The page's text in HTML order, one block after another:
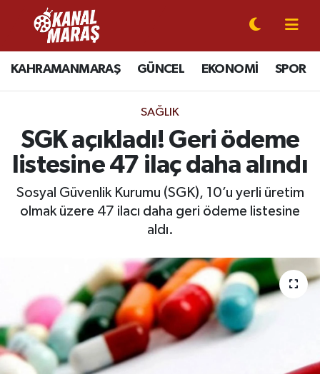
KAHRAMANMARAŞ GÜNCEL EKONOMİ SPOR
SAĞLIK
SGK açıkladı! Geri ödeme
listesine 47 ilaç daha alındı
Sosyal Güvenlik Kurumu (SGK), 10’u yerli üretim
olmak üzere 47 ilacı daha geri ödeme listesine
aldı.
CANLI YAYIN
KAHRAMANMARAŞ
SPOR
SİYASET
GÜNDEM
MAGAZİN
SAĞLIK
Kahramanmaraş Nöbetçi Eczaneler
Kahramanmaraş Hava Durumu
Kahramanmaraş Namaz Vakitleri
Kahramanmaraş Trafik Yoğunluk Haritası
Süper Lig Puan Durumu ve Fikstür
Son Dakika Haberleri
Haber Arşivi